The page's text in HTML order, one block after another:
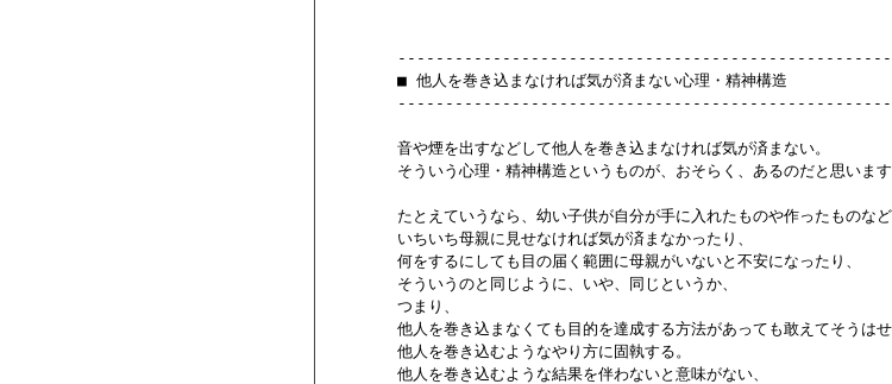
        ■ 他人を巻き込まなければ気が済まない心理・精神構造
        音や煙を出すなどして他人を巻き込まなければ気が済まない。
そういう心理・精神構造というものが、おそらく、あるのだと思います
たとえていうなら、幼い子供が自分が手に入れたものや作ったものな
        いちいち母親に見せなければ気が済まなかったり、
        何をするにしても目の届く範囲に母親がいないと不安になったり、
        そういうのと同じように、いや、同じというか、
        つまり、
他人を巻き込まなくても目的を達成する方法があっても敢えてそうはせ
        他人を巻き込むようなやり方に固執する。
        他人を巻き込むような結果を伴わないと意味がない、